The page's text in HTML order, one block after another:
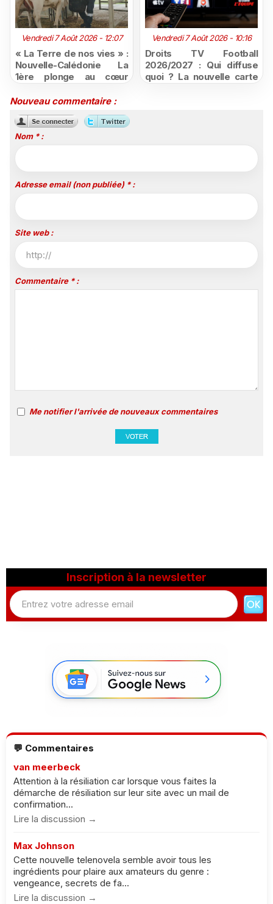
Vendredi 7 Août 2026 - 12:07
« La Terre de nos vies » :
Nouvelle-Calédonie La
1ère plonge au cœur
mutation
Vendredi 7 Août 2026 - 10:16
Droits TV Football
2026/2027 : Qui diffuse
quoi ? La nouvelle carte
Nouveau commentaire :
Nom * :
Adresse email (non publiée) * :
Site web :
Commentaire * :
Me notifier l'arrivée de nouveaux commentaires
Inscription à la newsletter
💬 Commentaires
van meerbeck
Attention à la résiliation car lorsque vous faites la
démarche de résiliation sur leur site avec un mail de
confirmation...
Lire la discussion →
Max Johnson
Cette nouvelle telenovela semble avoir tous les
ingrédients pour plaire aux amateurs du genre :
vengeance, secrets de fa...
Lire la discussion →